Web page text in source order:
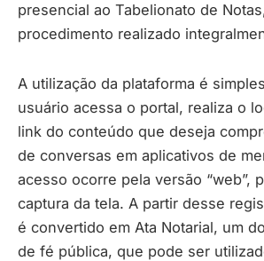
presencial ao Tabelionato de
procedimento realizado
A utilização da plataforma é
usuário acessa o portal, realiza o
link do conteúdo que deseja
de conversas em aplicativos de
acesso ocorre pela versão “web”,
captura da tela. A partir desse
é convertido em Ata Notarial, um
de fé pública, que pode ser